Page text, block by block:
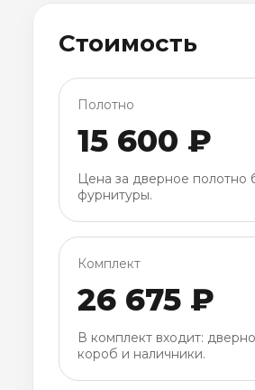
Стоимость
Полотно
15 600 ₽
Цена за дверное полотно
фурнитуры.
Комплект
26 675 ₽
В комплект входит:
короб и наличники.